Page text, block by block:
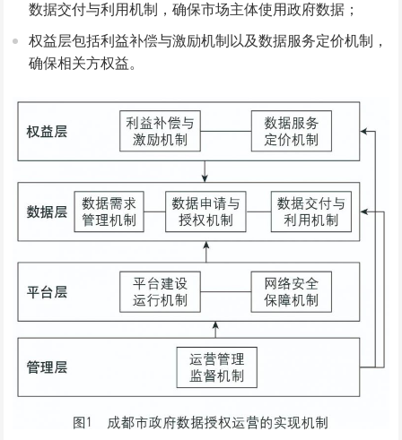
数据交付与利用机制，确保市场主体使用政府数据；
权益层包括利益补偿与激励机制以及数据服务定价机制，
确保相关方权益。